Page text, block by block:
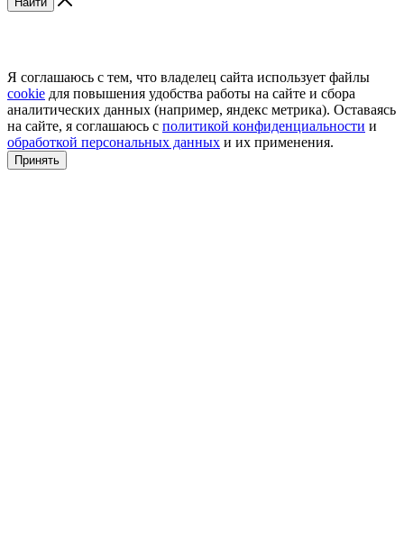
Я соглашаюсь с тем, что владелец сайта использует файлы
cookie для повышения удобства работы на сайте и сбора
аналитических данных (например, яндекс метрика). Оставаясь
на сайте, я соглашаюсь с политикой конфиденциальности и
обработкой персональных данных и их применения.
Принять